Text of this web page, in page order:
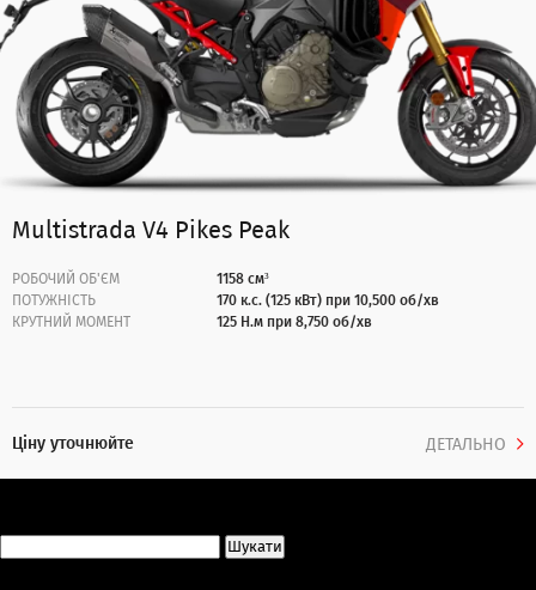
Multistrada V4 Pikes Peak
РОБОЧИЙ ОБ'ЄМ
1158 см³
ПОТУЖНІСТЬ
170 к.с. (125 кВт) при 10,500 об/хв
КРУТНИЙ МОМЕНТ
125 Н.м при 8,750 об/хв
Ціну уточнюйте ДЕТАЛЬНО
Пошук: